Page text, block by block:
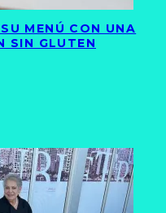
MENÚ CON UNA
SIN GLUTEN